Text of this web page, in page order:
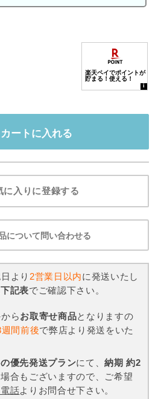
カートに入れる
に入りに登録する
について問い合わせる
より 2営業日以内に発送いたし
下記表でご確認下さい。
らお取寄せ商品となりますの
週間前後で弊店より発送をいた
優先発送プランにて、納期 約2
合もございますので、ご希望
話よりお問合せ下さい。